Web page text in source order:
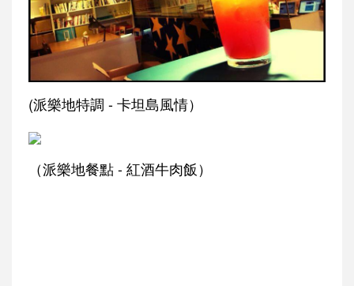
(派樂地特調 - 卡坦島風情）
（派樂地餐點 - 紅酒牛肉飯）